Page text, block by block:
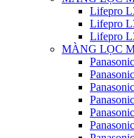
Lifepro
Lifepro
Lifepro
MÀNG LỌC